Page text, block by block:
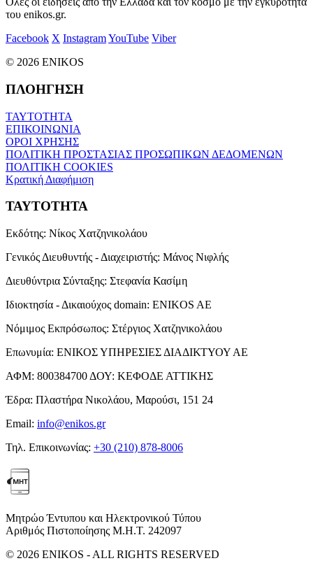
του enikos.gr.
Facebook X InstagramYouTube Viber
© 2026 ENIKOS
ΠΛΟΗΓΗΣΗ
ΤΑΥΤΟΤΗΤΑ
ΕΠΙΚΟΙΝΩΝΙΑ
ΟΡΟΙ ΧΡΗΣΗΣ
ΠΟΛΙΤΙΚΗ ΠΡΟΣΤΑΣΙΑΣ ΠΡΟΣΩΠΙΚΩΝ ΔΕΔΟΜΕΝΩΝ
ΠΟΛΙΤΙΚΗ COOKIES
Κρατική Διαφήμιση
ΤΑΥΤΟΤΗΤΑ
Εκδότης: Νίκος Χατζηνικολάου
Γενικός Διευθυντής - Διαχειριστής: Μάνος Νιφλής
Διευθύντρια Σύνταξης: Στεφανία Κασίμη
Ιδιοκτησία - Δικαιούχος domain: ENIKOS AE
Νόμιμος Εκπρόσωπος: Στέργιος Χατζηνικολάου
Επωνυμία: ΕΝΙΚΟΣ ΥΠΗΡΕΣΙΕΣ ΔΙΑΔΙΚΤΥΟΥ ΑΕ
ΑΦΜ: 800384700 ΔΟΥ: ΚΕΦΟΔΕ ΑΤΤΙΚΗΣ
Έδρα: Πλαστήρα Νικολάου, Μαρούσι, 151 24
Email: info@enikos.gr
Τηλ. Επικοινωνίας: +30 (210) 878-8006
Μητρώο Έντυπου και Ηλεκτρονικού Τύπου
Αριθμός Πιστοποίησης Μ.Η.Τ. 242097
© 2026 ENIKOS - ALL RIGHTS RESERVED